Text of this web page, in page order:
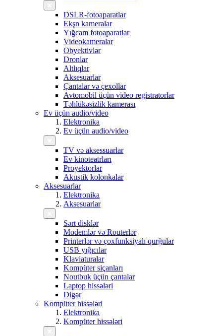
DSLR-fotoaparatlar
Ekşn kameralar
Yığcam fotoaparatlar
Videokameralar
Obyektivlər
Dronlar
Altlıqlar
Aksesuarlar
Çantalar və çexollar
Avtomobil üçün video registratorlar
Təhlükəsizlik kamerası
Ev üçün audio/video
Elektronika
Ev üçün audio/video
TV və aksessuarlar
Ev kinoteatrları
Proyektorlar
Akustik kolonkalar
Aksesuarlar
Elektronika
Aksesuarlar
Sərt disklər
Modemlər və Routerlər
Printerlər və çoxfunksiyalı qurğular
USB yığıcılar
Klaviaturalar
Kompüter siçanları
Noutbuk üçün çantalar
Laptop hissələri
Digər
Kompüter hissələri
Elektronika
Kompüter hissələri